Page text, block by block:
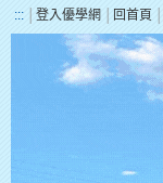
::: 登入優學網 回首頁